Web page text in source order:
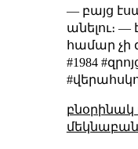
— բայց էսա
անելու։ —
համար չի
#1984
բնօրինակ